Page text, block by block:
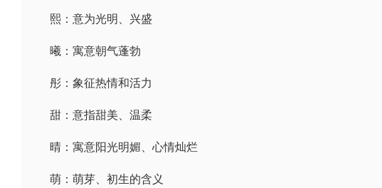
熙：意为光明、兴盛
曦：寓意朝气蓬勃
彤：象征热情和活力
甜：意指甜美、温柔
晴：寓意阳光明媚、心情灿烂
萌：萌芽、初生的含义